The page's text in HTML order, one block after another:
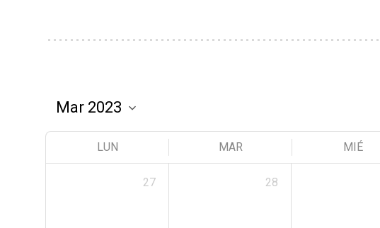
LUN MAR MIÉ
27 28